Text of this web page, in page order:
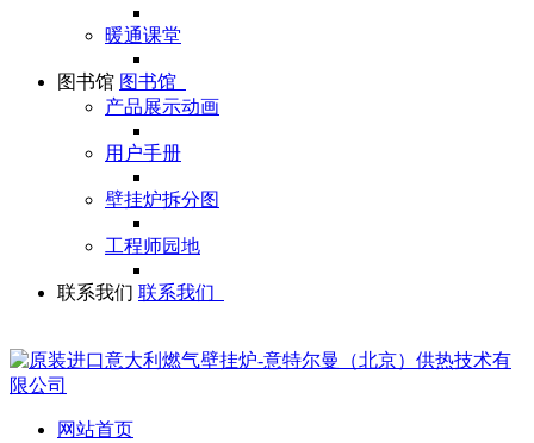
暖通课堂
图书馆 图书馆
产品展示动画
用户手册
壁挂炉拆分图
工程师园地
联系我们 联系我们
网站首页